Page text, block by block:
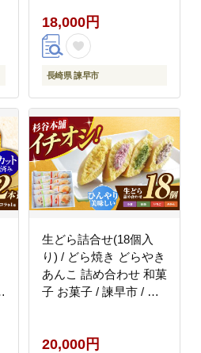
18,000円
長崎県 諫早市
生どら詰合せ(18個入
り) / どら焼き どらやき
あんこ 詰め合わせ 和菓
子 お菓子 / 諫早市 / 有
20,000円